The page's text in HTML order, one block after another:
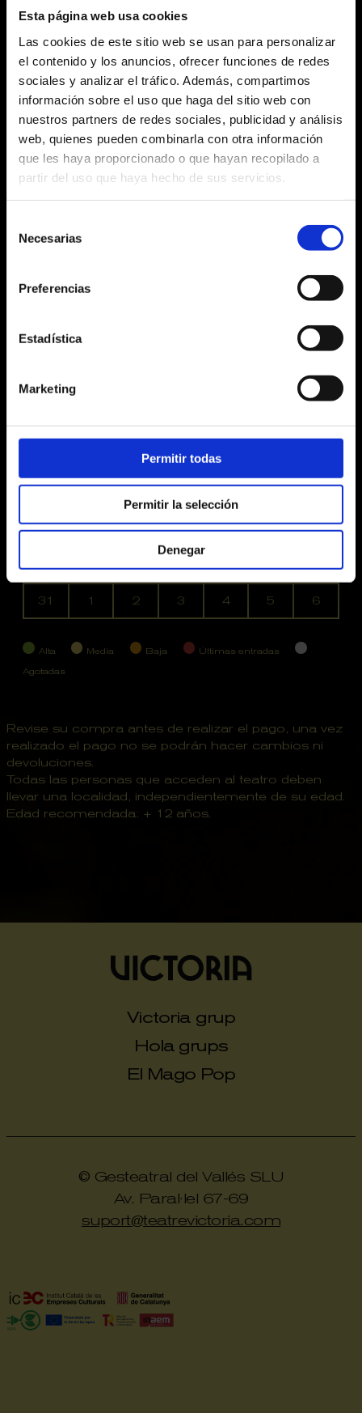
Esta página web usa cookies
Las cookies de este sitio web se usan para personalizar
el contenido y los anuncios, ofrecer funciones de redes
sociales y analizar el tráfico. Además, compartimos
información sobre el uso que haga del sitio web con
nuestros partners de redes sociales, publicidad y análisis
web, quienes pueden combinarla con otra información
que les haya proporcionado o que hayan recopilado a
partir del uso que haya hecho de sus servicios.
Necesarias
Preferencias
Estadística
Marketing
Permitir todas
Permitir la selección
Denegar
primera vez con clásicos como:
– ¿Por qué Jesús no se casó?
– “¿Yo lo jodo? ¡¡Dígame si yo lo jodo!!”
…entre muchas otras anécdotas que han marcado
su carrera, y han llenado de risas sus casas y
corazones.
Este nuevo show es un viaje de risas, recuerdos y
nuevas historias, donde el público conecta con un
y escenarios.
Un espectáculo…
Lu Do
27 28 29 30 31 1 2
6
14
17 18 19 20 21 22 23
24 25 26 27 28 29 30
31 1 2 3 4 5 6
Alta Media Baja Últimas entradas
Agotadas
Revise su compra antes de realizar el pago, una vez
realizado el pago no se podrán hacer cambios ni
devoluciones.
Todas las personas que acceden al teatro deben
llevar una localidad, independientemente de su edad.
Edad recomendada: + 12 años.
Victoria grup
Hola grups
El Mago Pop
© Gesteatral del Vallés SLU
Av. Paral·lel 67-69
suport@teatrevictoria.com